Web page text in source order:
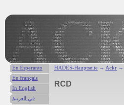
HADES-Hauptseite → Ackr →
RCD
En Esperanto
En français
In English
في العربية